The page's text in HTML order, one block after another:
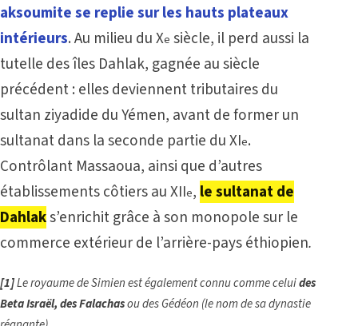
aksoumite se replie sur les hauts plateaux
intérieurs. Au milieu du Xe siècle, il perd aussi la
tutelle des îles Dahlak, gagnée au siècle
précédent : elles deviennent tributaires du
sultan ziyadide du Yémen, avant de former un
sultanat dans la seconde partie du XIe.
Contrôlant Massaoua, ainsi que d’autres
établissements côtiers au XIIe, le sultanat de
Dahlaks’enrichit grâce à son monopole sur le
commerce extérieur de l’arrière-pays éthiopien.
[1]Le royaume de Simien est également connu comme celuides
Beta Israël, des Falachasou des Gédéon (le nom de sa dynastie